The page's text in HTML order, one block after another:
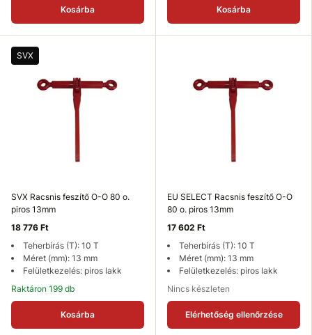
Kosárba Kosárba
SVX
SVX Racsnis feszítő O-O 80 o.
piros 13mm
18 776 Ft
Teherbírás (T): 10 T
Méret (mm): 13 mm
Felületkezelés: piros lakk
Raktáron 199 db
Kosárba
EU SELECT Racsnis feszítő O-O
80 o. piros 13mm
17 602 Ft
Teherbírás (T): 10 T
Méret (mm): 13 mm
Felületkezelés: piros lakk
Nincs készleten
Elérhetőség ellenőrzése